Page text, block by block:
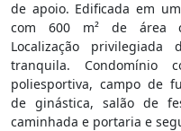
de apoio. Edificada em
com 600 m² de área
Localização
tranquila. Condomínio
poliesportiva, campo de
de ginástica, salão de
caminhada e portaria e